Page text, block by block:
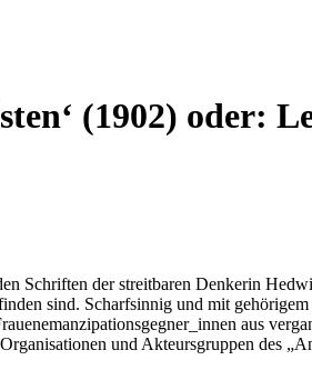
(1902) oder:
Schriften der streitbaren Denkerin
sind. Scharfsinnig und mit
aus
und Akteursgruppen des